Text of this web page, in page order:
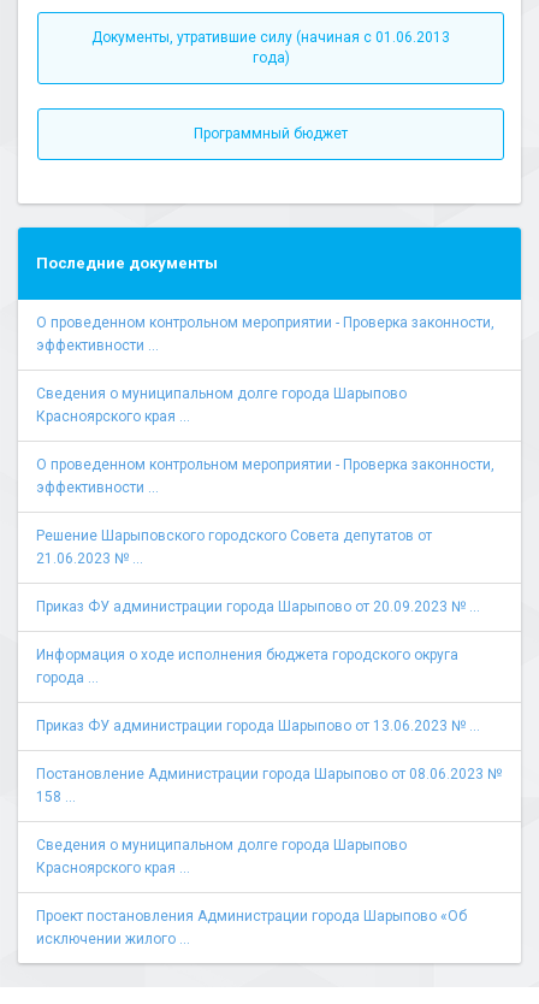
Документы, утратившие силу (начиная с 01.06.2013
года)
Программный бюджет
Последние документы
О проведенном контрольном мероприятии - Проверка законности,
эффективности ...
Сведения о муниципальном долге города Шарыпово
Красноярского края ...
О проведенном контрольном мероприятии - Проверка законности,
эффективности ...
Решение Шарыповского городского Совета депутатов от
21.06.2023 № ...
Приказ ФУ администрации города Шарыпово от 20.09.2023 № ...
Информация о ходе исполнения бюджета городского округа
города ...
Приказ ФУ администрации города Шарыпово от 13.06.2023 № ...
Постановление Администрации города Шарыпово от 08.06.2023 №
158 ...
Сведения о муниципальном долге города Шарыпово
Красноярского края ...
Проект постановления Администрации города Шарыпово «Об
исключении жилого ...